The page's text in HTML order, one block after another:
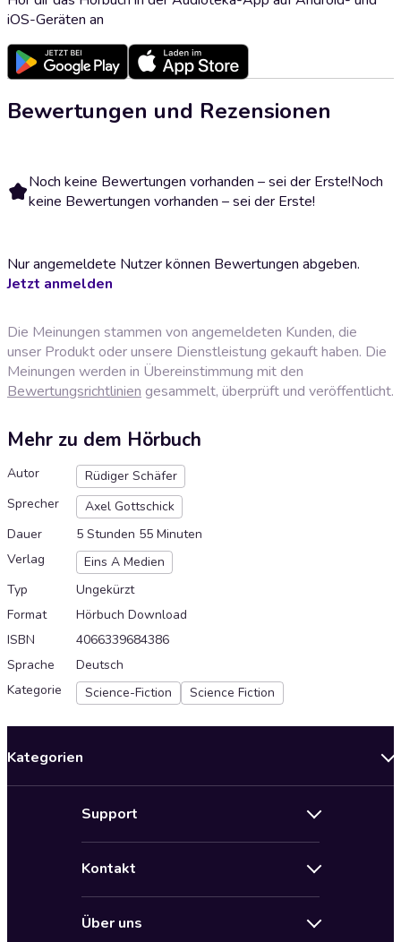
iOS-Geräten an
Bewertungen und Rezensionen
Noch keine Bewertungen vorhanden – sei der Erste!Noch
keine Bewertungen vorhanden – sei der Erste!
Nur angemeldete Nutzer können Bewertungen abgeben.
Jetzt anmelden
Die Meinungen stammen von angemeldeten Kunden, die
unser Produkt oder unsere Dienstleistung gekauft haben. Die
Meinungen werden in Übereinstimmung mit den
Bewertungsrichtlinien gesammelt, überprüft und veröffentlicht.
Mehr zu dem Hörbuch
Autor
Rüdiger Schäfer
Sprecher
Axel Gottschick
Dauer
5 Stunden 55 Minuten
Verlag
Eins A Medien
Typ
Ungekürzt
Format
Hörbuch Download
ISBN
4066339684386
Sprache
Deutsch
Kategorie
Science-Fiction Science Fiction
Kategorien
Support
AGB für Audioteka Abo
Kontakt
Über uns